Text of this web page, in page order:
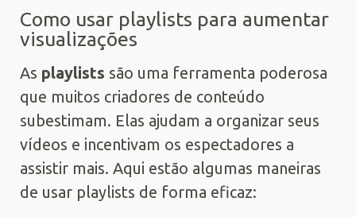
Como usar playlists para aumentar
visualizações
As playlists são uma ferramenta poderosa
que muitos criadores de conteúdo
subestimam. Elas ajudam a organizar seus
vídeos e incentivam os espectadores a
assistir mais. Aqui estão algumas maneiras
de usar playlists de forma eficaz: